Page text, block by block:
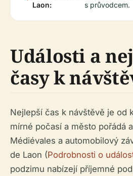
Laon:
s průvodcem.
Události a
časy k
Nejlepší čas k návštěvě je od
mírné počasí a město pořádá
Médiévales a automobilový
de Laon (Podrobnosti o
podzimu nabízejí příjemné